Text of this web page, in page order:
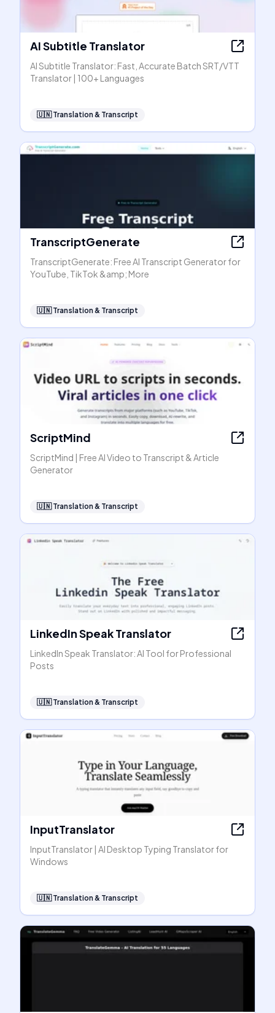
AI Subtitle Translator
AI Subtitle Translator: Fast, Accurate Batch SRT/VTT
Translator | 100+ Languages
🇺🇳 Translation & Transcript
TranscriptGenerate
TranscriptGenerate: Free AI Transcript Generator for
YouTube, TikTok &amp; More
🇺🇳 Translation & Transcript
ScriptMind
ScriptMind | Free AI Video to Transcript & Article
Generator
🇺🇳 Translation & Transcript
LinkedIn Speak Translator
LinkedIn Speak Translator: AI Tool for Professional
Posts
🇺🇳 Translation & Transcript
InputTranslator
InputTranslator | AI Desktop Typing Translator for
Windows
🇺🇳 Translation & Transcript